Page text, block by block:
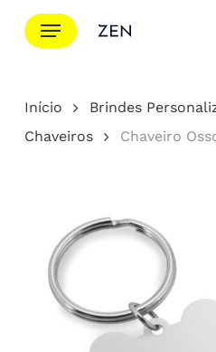
para
principal
Menu
Cotação
Início Brindes
Chaveiros
Chaveiro